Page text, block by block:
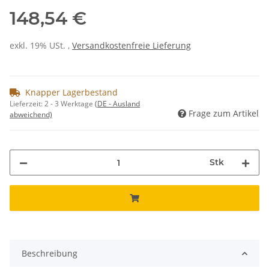
148,54 €
exkl. 19% USt. , Versandkostenfreie Lieferung
Knapper Lagerbestand
Lieferzeit:2 - 3 Werktage (DE - Ausland
abweichend)
Frage zum Artikel
Stk
Beschreibung